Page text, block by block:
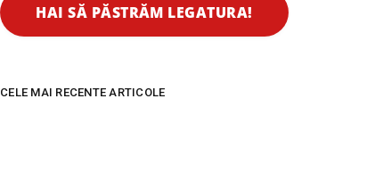
CELE MAI RECENTE ARTICOLE